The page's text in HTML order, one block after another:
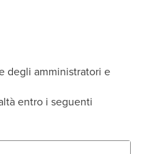
degli amministratori e
entro i seguenti